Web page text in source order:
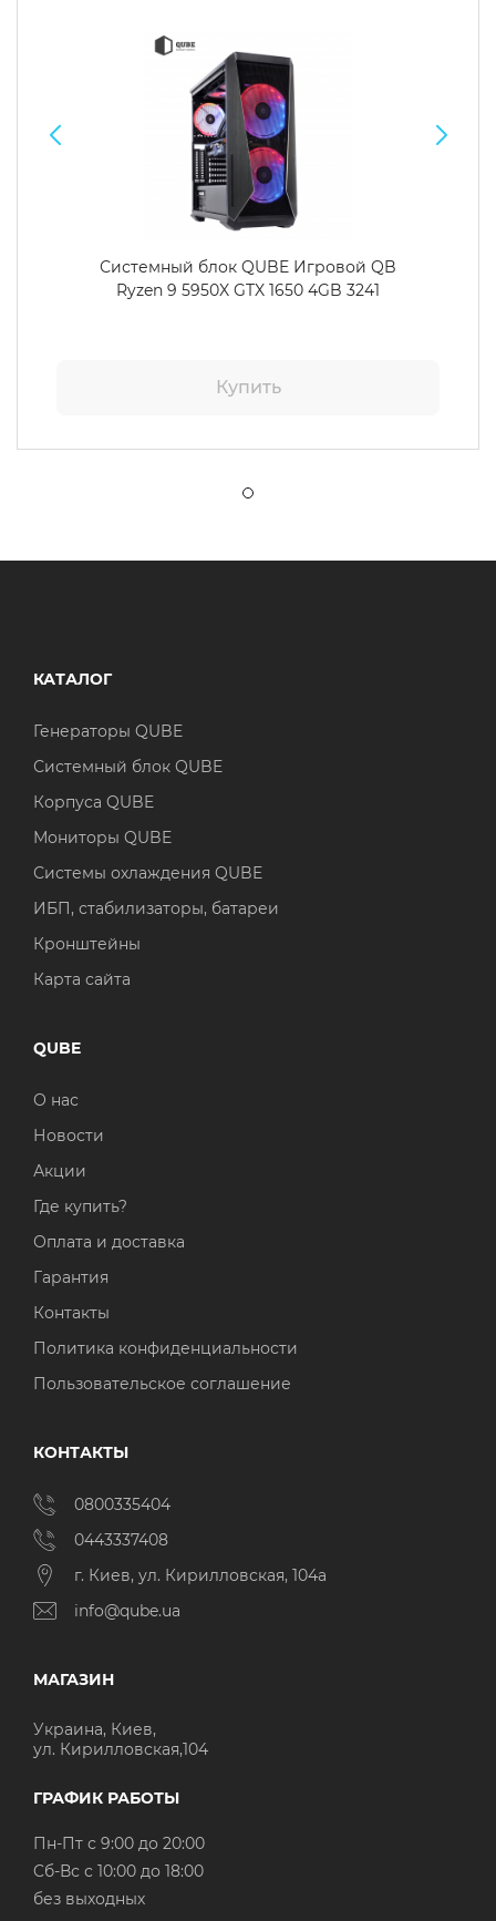
Системный блок QUBE Игровой QB
Ryzen 9 5950X GTX 1650 4GB 3241
Купить
КАТАЛОГ
Генераторы QUBE
Системный блок QUBE
Корпуса QUBE
Мониторы QUBE
Системы охлаждения QUBE
ИБП, стабилизаторы, батареи
Кронштейны
Карта сайта
QUBE
О нас
Новости
Акции
Где купить?
Оплата и доставка
Гарантия
Контакты
Политика конфиденциальности
Пользовательское соглашение
КОНТАКТЫ
0800335404
0443337408
г. Киев, ул. Кирилловская, 104а
info@qube.ua
МАГАЗИН
Украина, Киев,
ул. Кирилловская,104
ГРАФИК РАБОТЫ
Пн-Пт с 9:00 до 20:00
Cб-Вс с 10:00 до 18:00
без выходных